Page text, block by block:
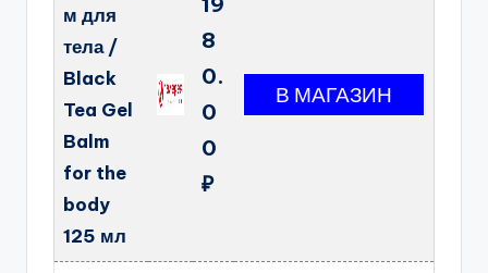
м для
тела /
Black
Tea Gel
Balm
for the
body
125 мл
8
0.
0
0
₽